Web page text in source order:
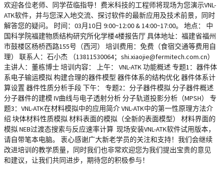
欢迎各位老师、同学莅临指导！费米科技的工程师将现场为您演示VNL-
ATK软件，并与您深入地交流、探讨软件的最新应用及技术前景，同时
解答您的疑问。 时间：03月10日 9:00~12:00 & 14:00~17:00。 地点： 中
国科学院福建物质结构研究所化学楼4楼报告厅 具体地址：福建省福州
市鼓楼区杨桥西路155号（西河） 培训费用：免费（食宿交通等费用自
理） 联系人：石小杰 （13811530064；shi.xiaojie@fermitech.com.cn）
主讲人：董栋博士 培训内容： 上午： VNL-ATK 功能概述 专题1：器件体
系电子输运模拟 构建合理的器件模型 器件体系的结构优化 器件体系计
算设置 器件性质分析手段 下午： 专题2：分子器件模拟 分子器件概述
分子器件的建模 IV曲线与电子透射分析 分子轨道投影分析（MPSH） 专
题3：VNL-ATK在材料模拟中的应用简介 VNL-ATK中的第一性原理方法介
绍 块体材料性质模拟 材料表面的模拟（全新的表面模型） 材料界面的
模拟 NEB过渡态搜索与反应速率计算 现场安装VNL-ATK软件试用版本，
请自带笔本电脑。 衷心感谢广大新老学员的关注和支持！我们会继续
改进培训的教学质量，同时我们也非常欢迎您为我们提出宝贵的意见
和建议，让我们共同进步，期待您的积极参与！